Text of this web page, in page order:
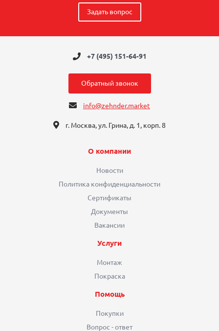
Задать вопрос
+7 (495) 151-64-91
Обратный звонок
info@zehnder.market
г. Москва, ул. Грина, д. 1, корп. 8
О компании
Новости
Политика конфиденциальности
Сертификаты
Документы
Вакансии
Услуги
Монтаж
Покраска
Помощь
Покупки
Вопрос - ответ